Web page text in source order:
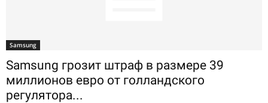
Samsung
Samsung грозит штраф в размере 39
миллионов евро от голландского
регулятора...